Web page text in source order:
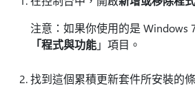
注意：如果你使用的是 Windows
「程式與功能」項目。
找到這個累積更新套件所安裝的